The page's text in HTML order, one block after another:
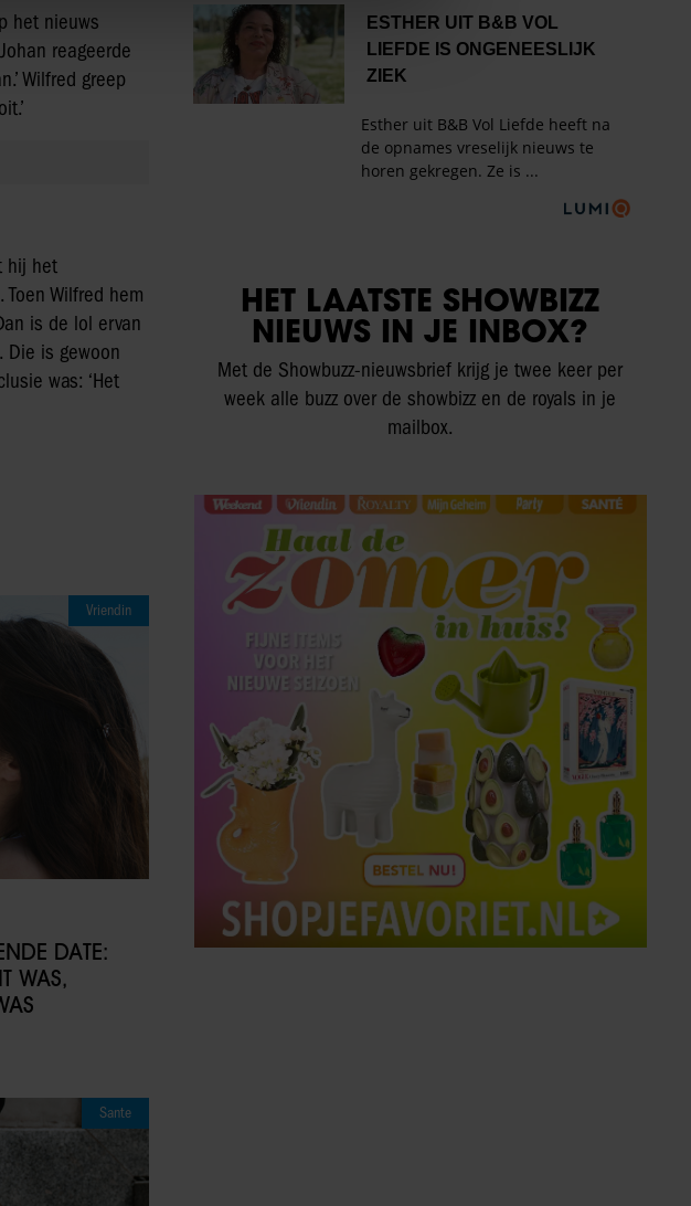
van onze site met onze partners voor social
combineren met andere informatie die u aan ze heeft
services. U gaat akkoord met onze cookies als u
het nieuws
reageerde
Wilfred greep
hij het
Wilfred hem
is de lol ervan
Die is gewoon
was: ‘Het
Vriendin
DATE:
WAS,
Sante
HET LAATSTE SHOWBIZZ
NIEUWS IN JE INBOX?
Met de Showbuzz-nieuwsbrief krijg je twee keer per
week alle buzz over de showbizz en de royals in je
mailbox.